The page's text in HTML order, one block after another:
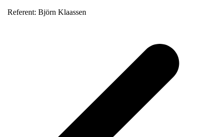
Referent: Björn Klaassen